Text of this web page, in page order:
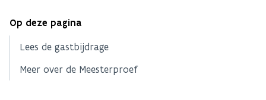
Op deze pagina
Lees de gastbijdrage
Meer over de Meesterproef